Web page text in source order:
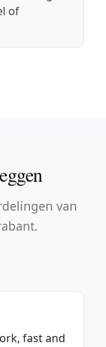
of
van
fast and